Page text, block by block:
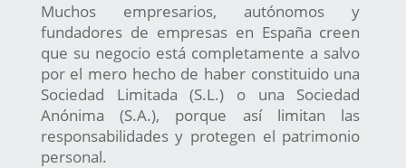
Muchos empresarios, autónomos y
fundadores de empresas en España creen
que su negocio está completamente a salvo
por el mero hecho de haber constituido una
Sociedad Limitada (S.L.) o una Sociedad
Anónima (S.A.), porque así limitan las
responsabilidades y protegen el patrimonio
personal.